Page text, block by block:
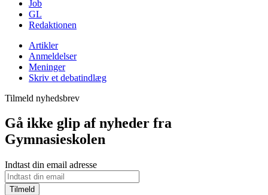
Job
GL
Redaktionen
Artikler
Anmeldelser
Meninger
Skriv et debatindlæg
Tilmeld nyhedsbrev
Gå ikke glip af nyheder fra
Gymnasieskolen
Indtast din email adresse
Tilmeld